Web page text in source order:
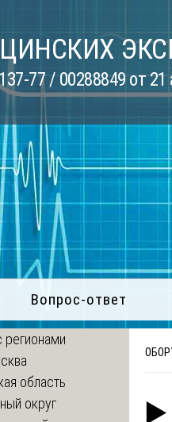
77 / 00288849 от 21
Вопрос-ответ
▶️
область
округ